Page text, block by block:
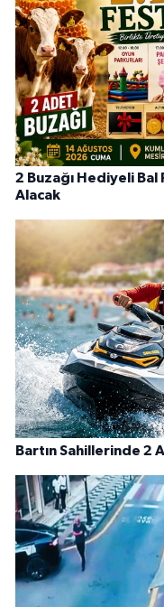
2 Buzağı Hediyeli
Alacak
Bartın Sahillerinde 2